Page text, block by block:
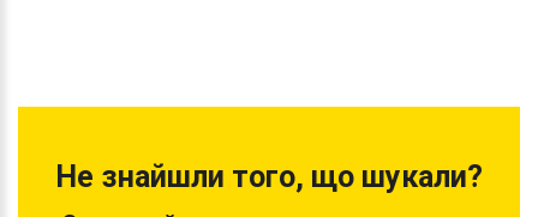
Не знайшли того, що шукали?